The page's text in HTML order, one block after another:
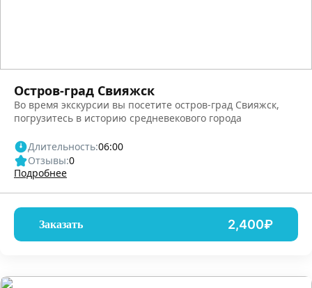
Остров-град Свияжск
Во время экскурсии вы посетите остров-град Свияжск,
погрузитесь в историю средневекового города
Длительность:06:00
Отзывы:0
Подробнее
Заказать 2,400₽